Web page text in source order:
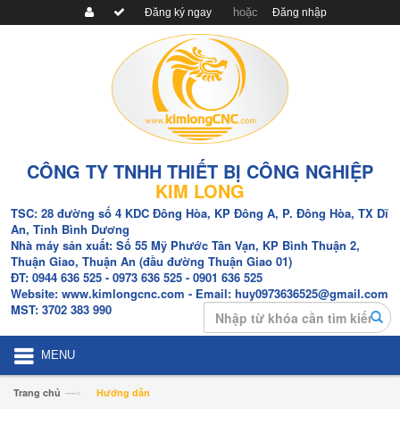
Đăng ký ngay hoặc Đăng nhập
CÔNG TY TNHH THIẾT BỊ CÔNG NGHIỆP
KIM LONG
TSC: 28 đường số 4 KDC Đông Hòa, KP Đông A, P. Đông Hòa, TX Dĩ
An, Tỉnh Bình Dương
Nhà máy sản xuất: Số 55 Mỹ Phước Tân Vạn, KP Bình Thuận 2,
Thuận Giao, Thuận An (đầu đường Thuận Giao 01)
ĐT: 0944 636 525 - 0973 636 525 - 0901 636 525
Website: www.kimlongcnc.com - Email: huy0973636525@gmail.com
MST: 3702 383 990 Search
MENU
Trang chủ —› Hướng dẫn